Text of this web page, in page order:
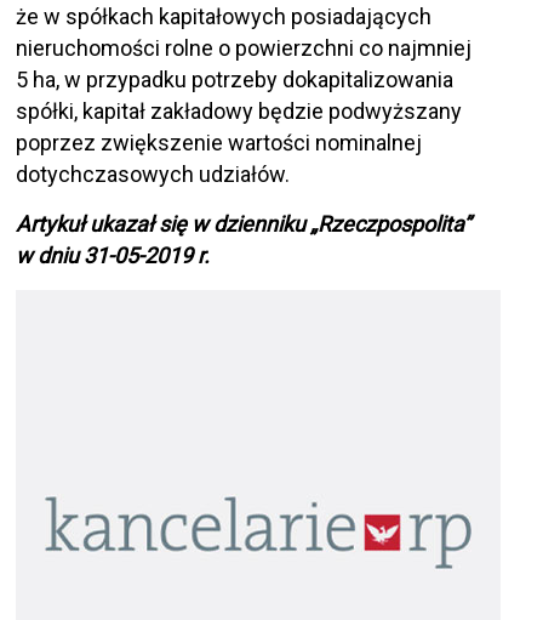
że w spółkach kapitałowych posiadających
nieruchomości rolne o powierzchni co najmniej
5 ha, w przypadku potrzeby dokapitalizowania
spółki, kapitał zakładowy będzie podwyższany
poprzez zwiększenie wartości nominalnej
dotychczasowych udziałów.
Artykuł ukazał się w dzienniku „Rzeczpospolita”
w dniu 31-05-2019 r.